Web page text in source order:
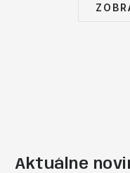
Aktuálne